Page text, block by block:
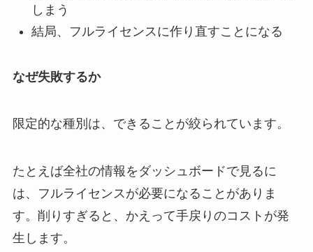
しまう
結局、フルライセンスに作り直すことになる
なぜ失敗するか
限定的な種別は、できることが絞られています。
たとえば全社の情報をダッシュボードで見るに
は、フルライセンスが必要になることがありま
す。削りすぎると、かえって手戻りのコストが発
生します。